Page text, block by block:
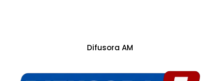
Difusora AM